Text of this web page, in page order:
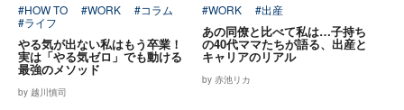
#HOW TO #WORK
#コラム
#ライフ
やる気が出ない私はもう卒業！
実は「やる気ゼロ」でも動ける
最強のメソッド
by 越川慎司
#WORK #出産
あの同僚と比べて私は…子持ち
の40代ママたちが語る、出産と
キャリアのリアル
by 赤池リカ